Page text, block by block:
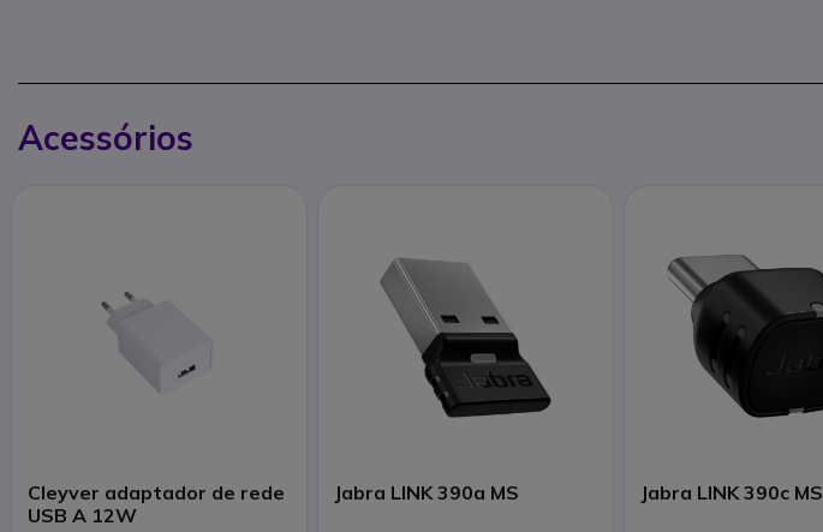
Acessórios
Cleyver adaptador de rede
USB A 12W
Jabra LINK 390a MS Jabra LINK 390c MS